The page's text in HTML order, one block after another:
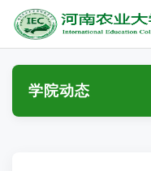
学院动态